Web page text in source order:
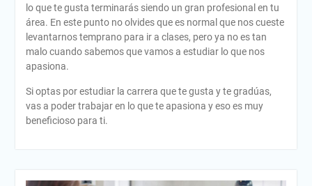
lo que te gusta terminarás siendo un gran profesional en tu
área. En este punto no olvides que es normal que nos cueste
levantarnos temprano para ir a clases, pero ya no es tan
malo cuando sabemos que vamos a estudiar lo que nos
apasiona.
Si optas por estudiar la carrera que te gusta y te gradúas,
vas a poder trabajar en lo que te apasiona y eso es muy
beneficioso para ti.